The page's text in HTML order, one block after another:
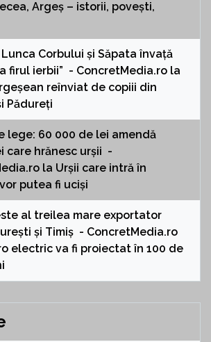
Argeș – istorii, povești,
Corbului și Săpata învață
firul ierbii” - ConcretMedia.rola
reînviat de copiii din
Pădureți
lege: 60 000 de lei amendă
care hrănesc urșii -
la Urșii care intră în
putea fi uciși
al treilea mare exportator
și Timiș - ConcretMedia.ro
electric va fi proiectat în 100 de